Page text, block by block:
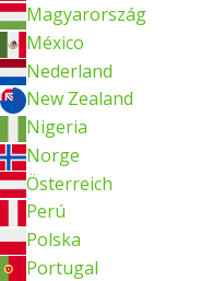
Magyarország
México
Nederland
New Zealand
Nigeria
Norge
Österreich
Perú
Polska
Portugal